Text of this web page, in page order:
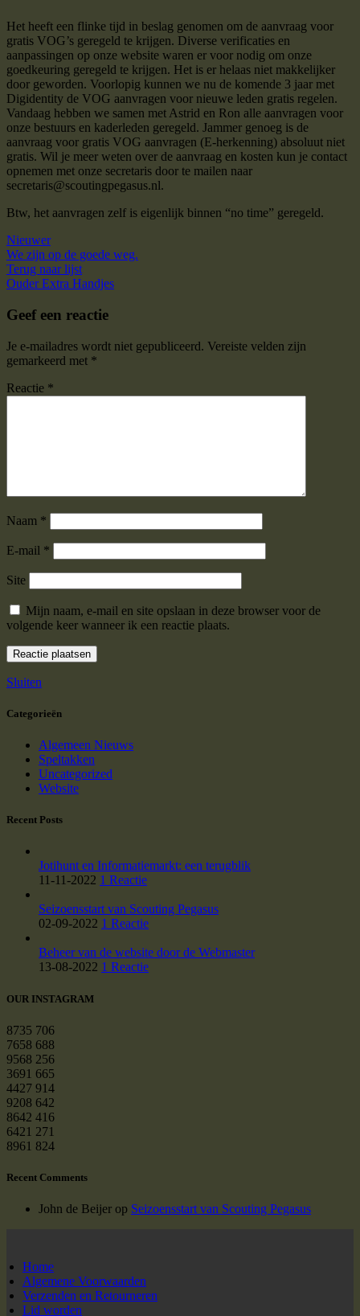
Het heeft een flinke tijd in beslag genomen om de aanvraag voor
gratis VOG’s geregeld te krijgen. Diverse verificaties en
aanpassingen op onze website waren er voor nodig om onze
goedkeuring geregeld te krijgen. Het is er helaas niet makkelijker
door geworden. Voorlopig kunnen we nu de komende 3 jaar met
Digidentity de VOG aanvragen voor nieuwe leden gratis regelen.
Vandaag hebben we samen met Astrid en Ron alle aanvragen voor
onze bestuurs en kaderleden geregeld. Jammer genoeg is de
aanvraag voor gratis VOG aanvragen (E-herkenning) absoluut niet
gratis. Wil je meer weten over de aanvraag en kosten kun je contact
opnemen met onze secretaris door te mailen naar
secretaris@scoutingpegasus.nl.
Btw, het aanvragen zelf is eigenlijk binnen “no time” geregeld.
Nieuwer
We zijn op de goede weg.
Terug naar lijst
Ouder Extra Handjes
Geef een reactie
Je e-mailadres wordt niet gepubliceerd. Vereiste velden zijn
gemarkeerd met *
Reactie *
Naam *
E-mail *
Site
Mijn naam, e-mail en site opslaan in deze browser voor de
volgende keer wanneer ik een reactie plaats.
Sluiten
Categorieën
Algemeen Nieuws
Speltakken
Uncategorized
Website
Recent Posts
Jotihunt en Informatiemarkt: een terugblik
11-11-2022 1 Reactie
Seizoensstart van Scouting Pegasus
02-09-2022 1 Reactie
Beheer van de website door de Webmaster
13-08-2022 1 Reactie
OUR INSTAGRAM
8735 706
7658 688
9568 256
3691 665
4427 914
9208 642
8642 416
6421 271
8961 824
Recent Comments
John de Beijer op Seizoensstart van Scouting Pegasus
Home
Algemene Voorwaarden
Verzenden en Retourneren
Lid worden